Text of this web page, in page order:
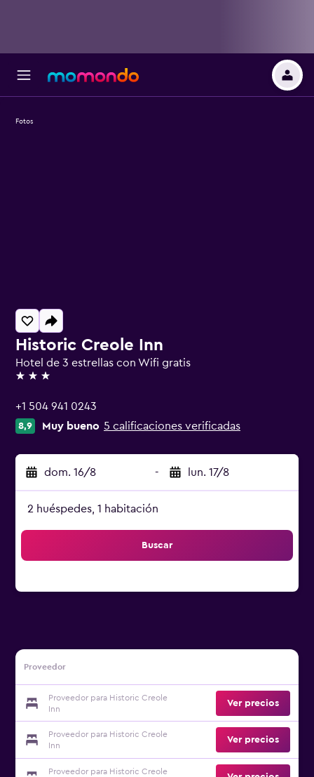
Historic Creole Inn
Hotel de 3 estrellas con Wifi gratis
3 estrellas
+1 504 941 0243
8,9 Muy bueno 5 calificaciones verificadas
dom. 16/8 - lun. 17/8
2 huéspedes, 1 habitación
Buscar
Proveedor
Proveedor para Historic Creole
Inn
Ver precios
Proveedor para Historic Creole
Inn
Ver precios
Proveedor para Historic Creole
Fotos